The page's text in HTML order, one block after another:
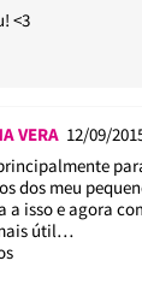
<3
VERA 12/09/
dos meu
a isso e agora
útil…